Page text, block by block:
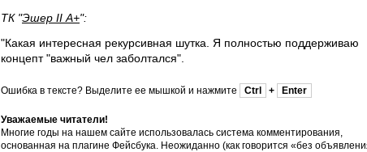
ТК "Эшер II А+":
"Какая интересная рекурсивная шутка. Я полностью поддерживаю
концепт "важный чел заболтался".
Ошибка в тексте? Выделите ее мышкой и нажмите Ctrl + Enter
Уважаемые читатели!
Многие годы на нашем сайте использовалась система комментирования,
основанная на плагине Фейсбука. Неожиданно (как говорится «без